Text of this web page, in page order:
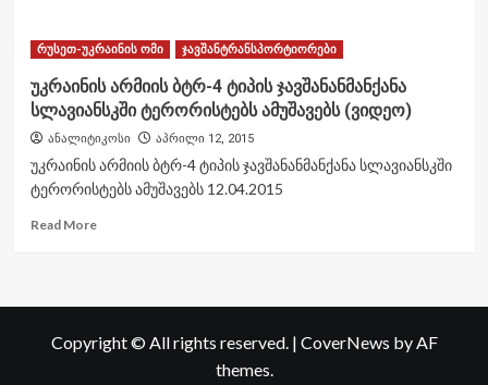
სლავიანსკის
დაზიანებული
უკრაინული
ბტრ-4
ჯავშანტრანსპორტიორი
(ფოტო)
რუსეთ-უკრაინის ომი ჯავშანტრანსპორტიორები
უკრაინის არმიის ბტრ-4 ტიპის ჯავშანანმანქანა
სლავიანსკში ტერორისტებს ამუშავებს (ვიდეო)
ანალიტიკოსი აპრილი 12, 2015
უკრაინის არმიის ბტრ-4 ტიპის ჯავშანანმანქანა სლავიანსკში
ტერორისტებს ამუშავებს 12.04.2015
Read MoreRead
არმიის
ტიპის
Copyright © All rights reserved. | CoverNews by AF
themes.